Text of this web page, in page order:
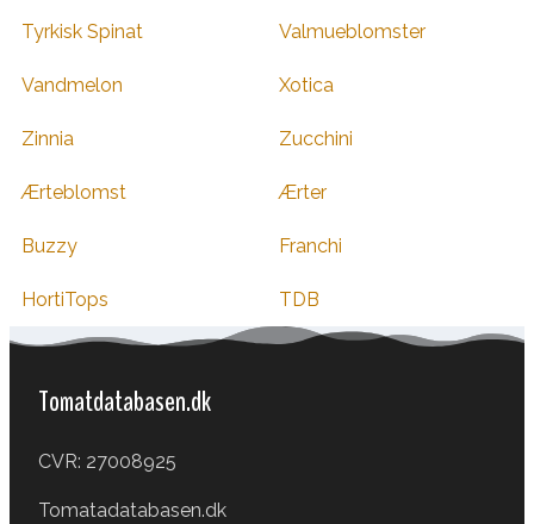
Tyrkisk Spinat Valmueblomster
Vandmelon Xotica
Zinnia Zucchini
Ærteblomst Ærter
Buzzy Franchi
HortiTops TDB
Tomatdatabasen.dk
CVR: 27008925
Tomatadatabasen.dk